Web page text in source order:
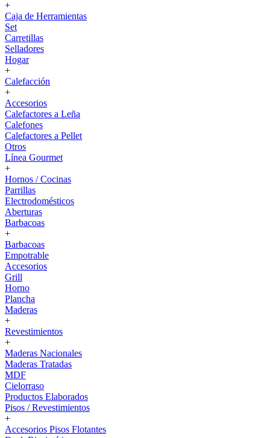
+
Caja de Herramientas
Set
Carretillas
Selladores
Hogar
+
Calefacción
+
Accesorios
Calefactores a Leña
Calefones
Calefactores a Pellet
Otros
Línea Gourmet
+
Hornos / Cocinas
Parrillas
Electrodomésticos
Aberturas
Barbacoas
+
Barbacoas
Empotrable
Accesorios
Grill
Horno
Plancha
Maderas
+
Revestimientos
+
Maderas Nacionales
Maderas Tratadas
MDF
Cielorraso
Productos Elaborados
Pisos / Revestimientos
+
Accesorios Pisos Flotantes